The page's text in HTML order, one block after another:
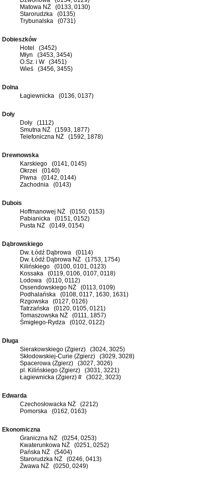
Matowa NŻ (0133, 0130)
Starorudzka (0135)
Trybunalska (0731)
Dobieszków
Hotel (3452)
Młyn (3453, 3454)
O.Sz. i W (3451)
Wieś (3456, 3455)
Dolna
Łagiewnicka (0136, 0137)
Doły
Doły (1112)
Smutna NŻ (1593, 1877)
Telefoniczna NŻ (1592, 1878)
Drewnowska
Karskiego (0141, 0145)
Okrzei (0140)
Piwna (0142, 0144)
Zachodnia (0143)
Dubois
Hoffmanowej NŻ (0150, 0153)
Pabianicka (0151, 0152)
Pusta NŻ (0149, 0154)
Dąbrowskiego
Dw. Łódź Dąbrowa (0114)
Dw. Łódź Dąbrowa NŻ (1753, 1754)
Kilińskiego (0100, 0101, 0123)
Kossaka (0119, 0106, 0107, 0118)
Lodowa (0110, 0112)
Ossendowskiego NŻ (0113, 0109)
Podhalańska (0108, 0117, 1630, 1631)
Rzgowska (0127, 0126)
Tatrzańska (0120, 0105, 0121)
Tomaszowska NŻ (0111, 1857)
Śmigłego-Rydza (0102, 0122)
Długa
Sierakowskiego (Zgierz) (3024, 3025)
Skłodowskiej-Curie (Zgierz) (3029, 3028)
Spacerowa (Zgierz) (3027, 3026)
pl. Kilińskiego (Zgierz) (3031, 3221)
Łagiewnicka (Zgierz) # (3022, 3023)
Edwarda
Czechosłowacka NŻ (2212)
Pomorska (0162, 0163)
Ekonomiczna
Graniczna NŻ (0254, 0253)
Kwaterunkowa NŻ (0251, 0252)
Pańska NŻ (5404)
Starorudzka NŻ (0246, 0413)
Żwawa NŻ (0250, 0249)